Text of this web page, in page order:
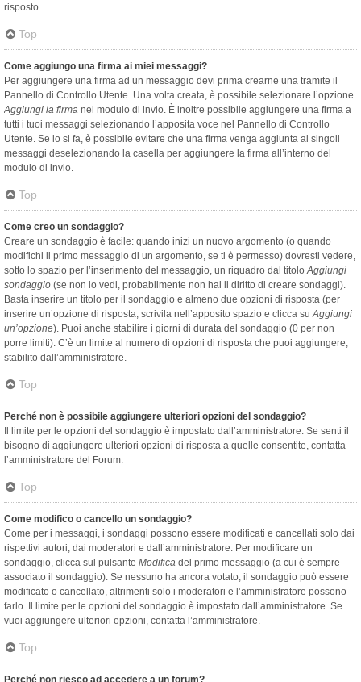
risposto.
Top
Come aggiungo una firma ai miei messaggi?
Per aggiungere una firma ad un messaggio devi prima crearne una tramite il
Pannello di Controllo Utente. Una volta creata, è possibile selezionare l’opzione
Aggiungi la firma nel modulo di invio. È inoltre possibile aggiungere una firma a
tutti i tuoi messaggi selezionando l’apposita voce nel Pannello di Controllo
Utente. Se lo si fa, è possibile evitare che una firma venga aggiunta ai singoli
messaggi deselezionando la casella per aggiungere la firma all’interno del
modulo di invio.
Top
Come creo un sondaggio?
Creare un sondaggio è facile: quando inizi un nuovo argomento (o quando
modifichi il primo messaggio di un argomento, se ti è permesso) dovresti vedere,
sotto lo spazio per l’inserimento del messaggio, un riquadro dal titoloAggiungi
sondaggio (se non lo vedi, probabilmente non hai il diritto di creare sondaggi).
Basta inserire un titolo per il sondaggio e almeno due opzioni di risposta (per
inserire un’opzione di risposta, scrivila nell’apposito spazio e clicca suAggiungi
un’opzione). Puoi anche stabilire i giorni di durata del sondaggio (0 per non
porre limiti). C’è un limite al numero di opzioni di risposta che puoi aggiungere,
stabilito dall’amministratore.
Top
Perché non è possibile aggiungere ulteriori opzioni del sondaggio?
Il limite per le opzioni del sondaggio è impostato dall’amministratore. Se senti il
bisogno di aggiungere ulteriori opzioni di risposta a quelle consentite, contatta
l’amministratore del Forum.
Top
Come modifico o cancello un sondaggio?
Come per i messaggi, i sondaggi possono essere modificati e cancellati solo dai
rispettivi autori, dai moderatori e dall’amministratore. Per modificare un
sondaggio, clicca sul pulsante Modifica del primo messaggio (a cui è sempre
associato il sondaggio). Se nessuno ha ancora votato, il sondaggio può essere
modificato o cancellato, altrimenti solo i moderatori e l’amministratore possono
farlo. Il limite per le opzioni del sondaggio è impostato dall’amministratore. Se
vuoi aggiungere ulteriori opzioni, contatta l’amministratore.
Top
Perché non riesco ad accedere a un forum?